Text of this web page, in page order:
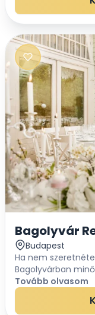
Bagolyvár
Budapest
Ha nem
Bagolyvárban
akár néhány héten
kapujában
Tovább olvasom